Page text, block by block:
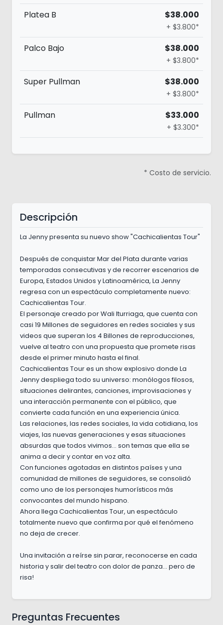
Platea B $38.000
+ $3.800*
Palco Bajo $38.000
+ $3.800*
Super Pullman $38.000
+ $3.800*
Pullman $33.000
+ $3.300*
* Costo de servicio.
Descripción
La Jenny presenta su nuevo show "Cachicalientas Tour"
Después de conquistar Mar del Plata durante varias
temporadas consecutivas y de recorrer escenarios de
Europa, Estados Unidos y Latinoamérica, La Jenny
regresa con un espectáculo completamente nuevo:
Cachicalientas Tour.
El personaje creado por Wali Iturriaga, que cuenta con
casi 19 Millones de seguidores en redes sociales y sus
videos que superan los 4 Billones de reproducciones,
vuelve al teatro con una propuesta que promete risas
desde el primer minuto hasta el final.
Cachicalientas Tour es un show explosivo donde La
Jenny despliega todo su universo: monólogos filosos,
situaciones delirantes, canciones, improvisaciones y
una interacción permanente con el público, que
convierte cada función en una experiencia única.
Las relaciones, las redes sociales, la vida cotidiana, los
viajes, las nuevas generaciones y esas situaciones
absurdas que todos vivimos... son temas que ella se
anima a decir y contar en voz alta.
Con funciones agotadas en distintos países y una
comunidad de millones de seguidores, se consolidó
como uno de los personajes humorísticos más
convocantes del mundo hispano.
Ahora llega Cachicalientas Tour, un espectáculo
totalmente nuevo que confirma por qué el fenómeno
no deja de crecer.
Una invitación a reírse sin parar, reconocerse en cada
historia y salir del teatro con dolor de panza... pero de
risa!
Preguntas Frecuentes